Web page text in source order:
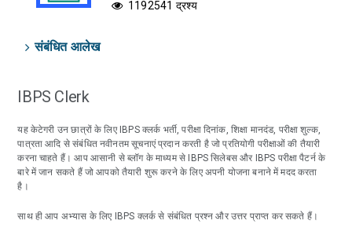
1192541 द्रश्य
संबंधित आलेख
IBPS Clerk
यह केटेगरी उन छात्रों के लिए IBPS क्लर्क भर्ती, परीक्षा दिनांक, शिक्षा मानदंड, परीक्षा शुल्क,
पात्रता आदि से संबंधित नवीनतम सूचनाएं प्रदान करती है जो प्रतियोगी परीक्षाओं की तैयारी
करना चाहते हैं। आप आसानी से ब्लॉग के माध्यम से IBPS सिलेबस और IBPS परीक्षा पैटर्न के
बारे में जान सकते हैं जो आपको तैयारी शुरू करने के लिए अपनी योजना बनाने में मदद करता
है।
साथ ही आप अभ्यास के लिए IBPS क्लर्क से संबंधित प्रश्न और उत्तर प्राप्त कर सकते हैं।